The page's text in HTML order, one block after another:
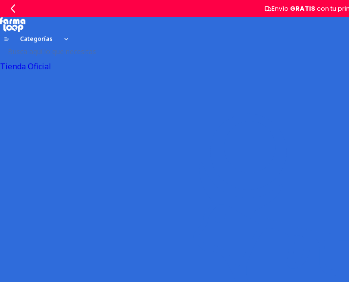
Envío GRATIS con tu
Categorías
Tienda Oficial